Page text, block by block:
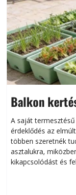
Balkon
A saját
érdeklődés az
többen szeretnék
asztalukra,
kikapcsolódást és